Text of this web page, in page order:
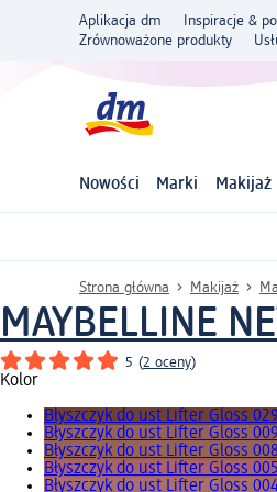
Aplikacja dm Inspiracje &
Zrównoważone produkty
Nowości Marki Makijaż
Strona główna Makijaż
MAYBELLINE
5 (2 oceny)
Kolor
Błyszczyk do ust Lifter Gloss
Błyszczyk do ust Lifter Gloss
Błyszczyk do ust Lifter Gloss
Błyszczyk do ust Lifter Gloss
Błyszczyk do ust Lifter Gloss